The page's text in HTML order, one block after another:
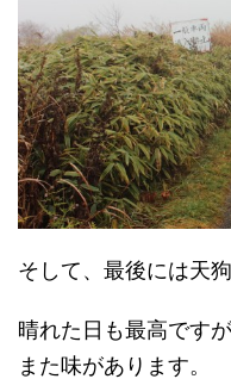
そして、最後には天
晴れた日も最高です
また味があります。